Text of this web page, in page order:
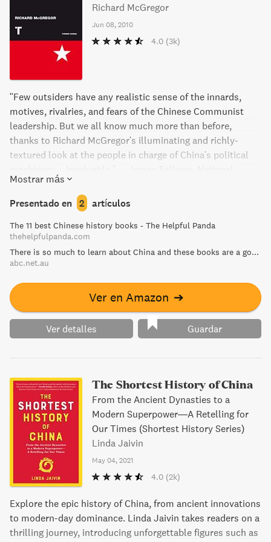
Richard McGregor
Jun 08, 2010
4.0 (3k)
"Few outsiders have any realistic sense of the innards,
motives, rivalries, and fears of the Chinese Communist
leadership. But we all know much more than before,
thanks to Richard McGregor's illuminating and richly-
textured look at the people in charge of China's political
Correspondent for The Atlantic The Party is Financial
Times reporter Richard McGregor's eye-opening
investigation into China's Communist Party, and the
integral role it has played in the country's rise as a global
superpower and rival to the United States. Many books
have examined China's economic rise, human rights
until now, however, have tackled the issue central to
understanding all of these issues: how the ruling
communist government works. The Party delves deeply
into China's secretive political machine.
Mostrar más
Presentado en 2 artículos
The 11 best Chinese history books - The Helpful Panda
thehelpfulpanda.com
There is so much to learn about China and these books are a good start - ABC News
abc.net.au
Ver en Amazon ➔
Ver detalles Guardar
The Shortest History of China
From the Ancient Dynasties to a
Modern Superpower―A Retelling for
Our Times (Shortest History Series)
Linda Jaivin
May 04, 2021
4.0 (2k)
Explore the epic history of China, from ancient innovations
to modern-day dominance. Linda Jaivin takes readers on a
thrilling journey, introducing unforgettable figures such as